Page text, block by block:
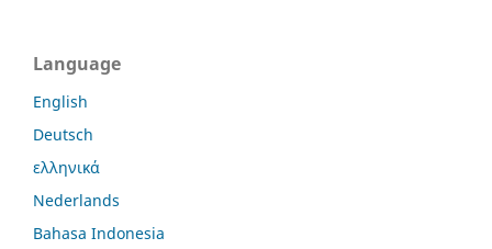
Language
English
Deutsch
ελληνικά
Nederlands
Bahasa Indonesia